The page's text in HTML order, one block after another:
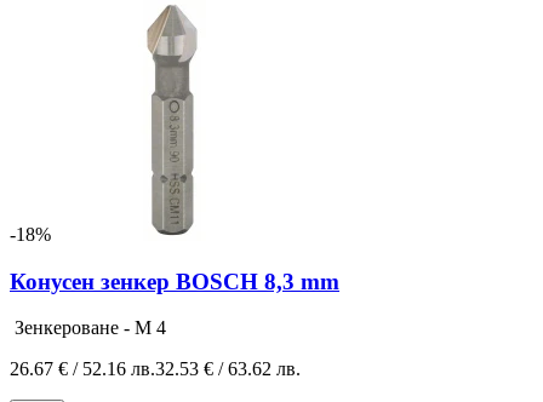
-18%
Конусен зенкер BOSCH 8,3 mm
Зенкероване - M 4
26.67 € / 52.16 лв.32.53 € / 63.62 лв.